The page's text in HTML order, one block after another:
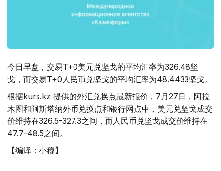
今日早盘，交易T+0美元兑坚戈的平均汇率为326.48坚
戈，而交易T+0人民币兑坚戈的平均汇率为48.4433坚戈。
根据kurs.kz 提供的外汇兑换点最新报价，7月27日，阿拉
木图和阿斯塔纳外币兑换点和银行网点中，美元兑坚戈成交
价维持在326.5-327.3之间，而人民币兑坚戈成交价维持在
47.7-48.5之间。
【编译：小穆】